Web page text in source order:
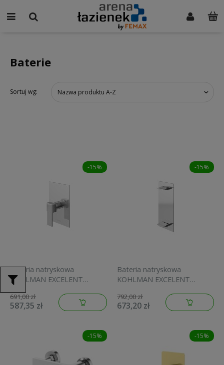
Baterie
Sortuj wg: Nazwa produktu A-Z
-15%
Bateria natryskowa
KOHLMAN EXCELENT
QW220H
691,00 zł
587,35 zł
-15%
Bateria natryskowa
KOHLMAN EXCELENT
QW227H
792,00 zł
673,20 zł
-15% -15%